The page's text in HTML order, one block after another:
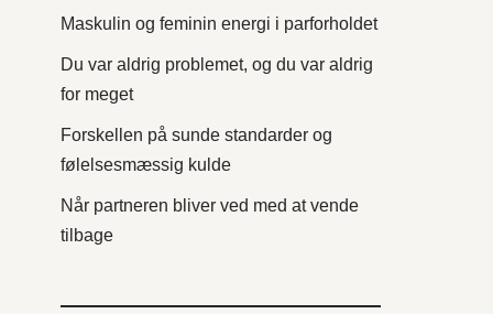
Maskulin og feminin energi i parforholdet
Du var aldrig problemet, og du var aldrig
for meget
Forskellen på sunde standarder og
følelsesmæssig kulde
Når partneren bliver ved med at vende
tilbage